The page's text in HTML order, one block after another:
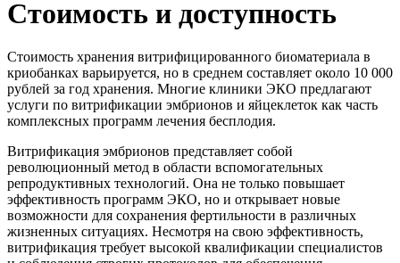
Стоимость и доступность
Стоимость хранения витрифицированного биоматериала в
криобанках варьируется, но в среднем составляет около 10 000
рублей за год хранения. Многие клиники ЭКО предлагают
услуги по витрификации эмбрионов и яйцеклеток как часть
комплексных программ лечения бесплодия.
Витрификация эмбрионов представляет собой
революционный метод в области вспомогательных
репродуктивных технологий. Она не только повышает
эффективность программ ЭКО, но и открывает новые
возможности для сохранения фертильности в различных
жизненных ситуациях. Несмотря на свою эффективность,
витрификация требует высокой квалификации специалистов